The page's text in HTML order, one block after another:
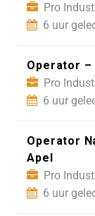
Pro
6 uur
Operator –
Pro
6 uur
Operator
Apel
Pro
6 uur